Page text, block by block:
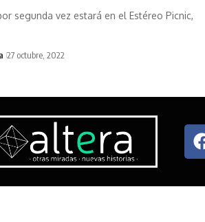
segunda vez estará en el Estéreo Picnic,
27 octubre, 2022